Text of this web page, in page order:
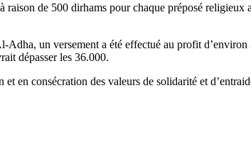
de 500 dirhams pour chaque préposé religieux
un versement a été effectué au profit
dépasser les 36.000.
consécration des valeurs de solidarité et